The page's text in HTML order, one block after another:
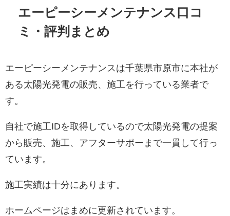
エーピーシーメンテナンス口コ
ミ・評判まとめ
エーピーシーメンテナンスは千葉県市原市に本社が
ある太陽光発電の販売、施工を行っている業者で
す。
自社で施工IDを取得しているので太陽光発電の提案
から販売、施工、アフターサポーまで一貫して行っ
ています。
施工実績は十分にあります。
ホームページはまめに更新されています。